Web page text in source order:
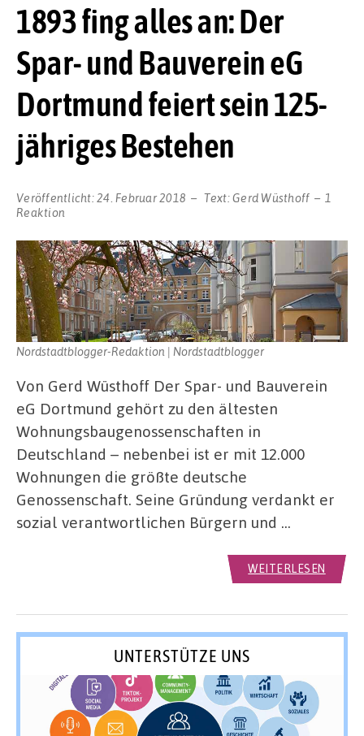
1893 fing alles an: Der
Spar- und Bauverein eG
Dortmund feiert sein 125-
jähriges Bestehen
Veröffentlicht:24. Februar 2018 Text:Gerd Wüsthoff
1
Reaktion
Nordstadtblogger-Redaktion | Nordstadtblogger
Von Gerd Wüsthoff Der Spar- und Bauverein
eG Dortmund gehört zu den ältesten
Wohnungsbaugenossenschaften in
Deutschland – nebenbei ist er mit 12.000
Wohnungen die größte deutsche
Genossenschaft. Seine Gründung verdankt er
sozial verantwortlichen Bürgern und …
WEITERLESEN
UNTERSTÜTZE UNS